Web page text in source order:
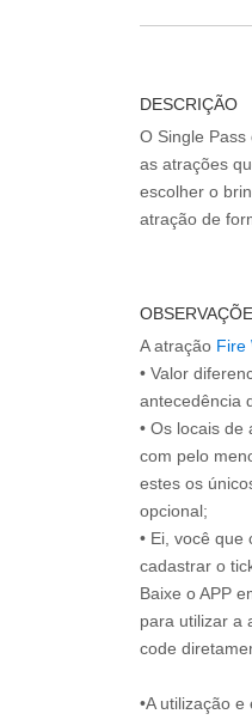
DESCRIÇÃO
O Single
as atrações
escolher o
atração de
A atração Fire
• Valor
antecedência
• Os locais de
com pelo
estes os
opcional;
• Ei, você que
cadastrar o
Baixe o APP
para utilizar a
code
•A utilização